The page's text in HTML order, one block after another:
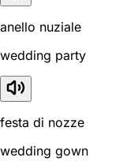
anello nuziale
wedding party
festa di nozze
wedding gown